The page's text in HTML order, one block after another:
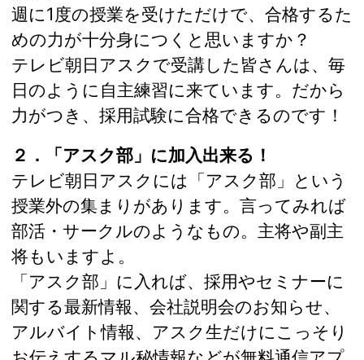
週に1度の授業を受けただけで、合格するた
めの力が十分身につくと思いますか？
テレビ朝日アスクで受講した皆さんは、毎
日のように自主練習に来ています。だから
力がつき、採用試験に合格できるのです！
２．「アスク部」に加入出来る！
テレビ朝日アスクには「アスク部」という
授業外の集まりがあります。言ってみれば
部活・サークルのようなもの。主将や副主
将もいますよ。
「アスク部」に入れば、採用やセミナーに
関する最新情報、会社説明会のお知らせ、
アルバイト情報、アスク生だけにこっそり